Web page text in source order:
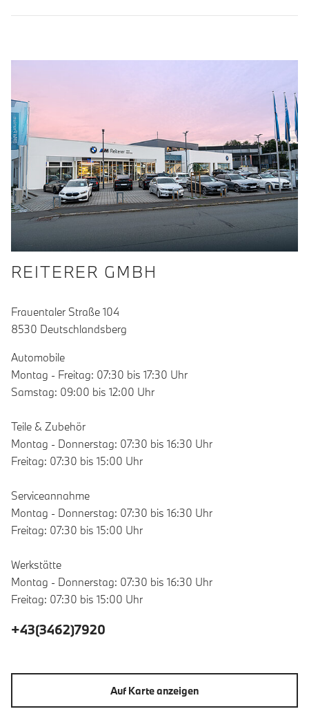
REITERER GMBH
Frauentaler Straße 104
8530 Deutschlandsberg
Automobile
Montag - Freitag: 07:30 bis 17:30 Uhr
Samstag: 09:00 bis 12:00 Uhr
Teile & Zubehör
Montag - Donnerstag: 07:30 bis 16:30 Uhr
Freitag: 07:30 bis 15:00 Uhr
Serviceannahme
Montag - Donnerstag: 07:30 bis 16:30 Uhr
Freitag: 07:30 bis 15:00 Uhr
Werkstätte
Montag - Donnerstag: 07:30 bis 16:30 Uhr
Freitag: 07:30 bis 15:00 Uhr
+43(3462)7920
Auf Karte anzeigen